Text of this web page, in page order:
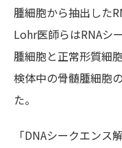
腫細胞から抽出した
Lohr医師らはRNAシ
腫細胞と正常形質細
検体中の骨髄腫細胞
た。
「DNAシークエンス